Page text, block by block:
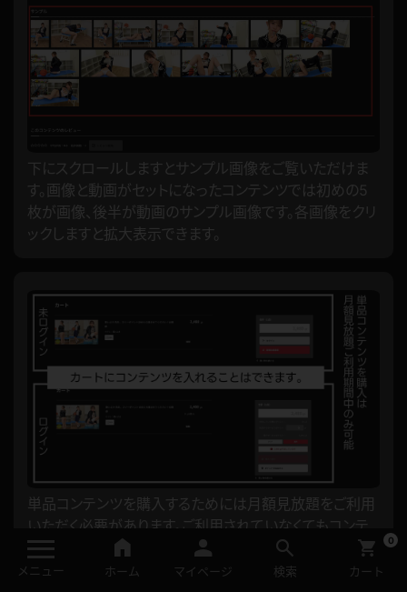
メニュー ホーム マイページ 検索 カート
0
下にスクロールしますとサンプル画像をご覧いただけま
す。画像と動画がセットになったコンテンツでは初めの5
枚が画像、後半が動画のサンプル画像です。各画像をクリ
ックしますと拡大表示できます。
単品コンテンツを購入するためには月額見放題をご利用
いただく必要があります。ご利用されていなくてもコンテ
ンツをカートに入れていくことができます。
お好みのコンテンツをカートに入れていき、どのくらい欲